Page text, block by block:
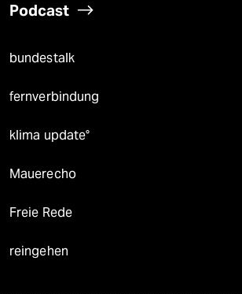
Podcast
bundestalk
fernverbindung
klima update°
Mauerecho
Freie Rede
reingehen